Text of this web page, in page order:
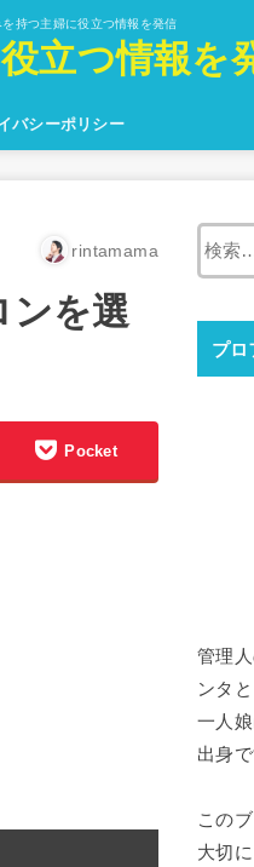
持つ主婦に役立つ情報を発信
立つ情報を
バシーポリシー
rintamama
ンを選
Pocket
プロ
管理
ンタ
一人
出身で
この
大切